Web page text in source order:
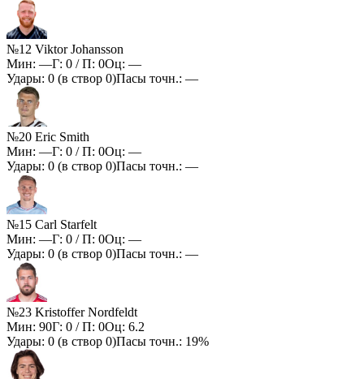
№12 Viktor Johansson
Мин: —Г: 0 / П: 0Оц: —
Удары: 0 (в створ 0)Пасы точн.: —
№20 Eric Smith
Мин: —Г: 0 / П: 0Оц: —
Удары: 0 (в створ 0)Пасы точн.: —
№15 Carl Starfelt
Мин: —Г: 0 / П: 0Оц: —
Удары: 0 (в створ 0)Пасы точн.: —
№23 Kristoffer Nordfeldt
Мин: 90Г: 0 / П: 0Оц: 6.2
Удары: 0 (в створ 0)Пасы точн.: 19%